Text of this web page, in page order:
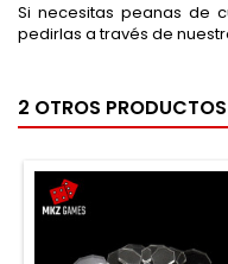
Si necesitas peanas de
pedirlas a través de
2 OTROS